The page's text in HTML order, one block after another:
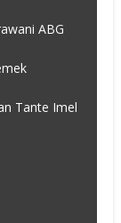
ABG
Tante Imel